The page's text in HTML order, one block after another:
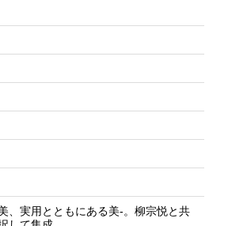
、実用とともにある美-。柳宗悦と共